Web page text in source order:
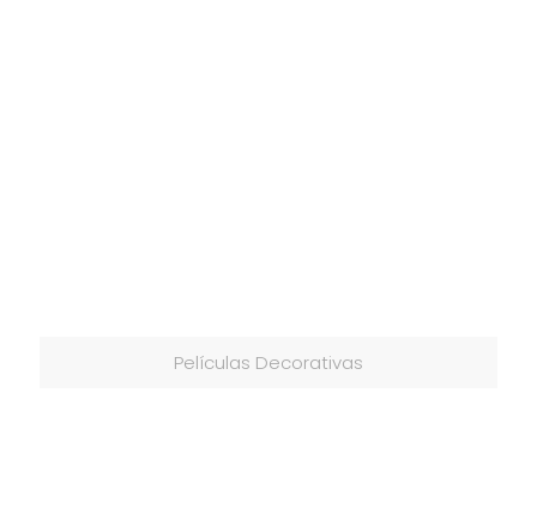
Películas Decorativas